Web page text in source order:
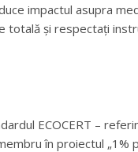
impactul asupra
totală și respectați
ECOCERT –
în proiectul „1%